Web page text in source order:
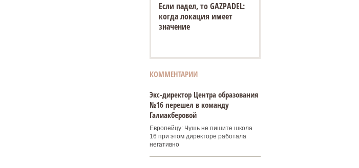
Если падел, то GAZPADEL:
когда локация имеет
значение
КОММЕНТАРИИ
Экс-директор Центра образования
№16 перешел в команду
Галиакберовой
Европейцу: Чушь не пишите школа
16 при этом директоре работала
негативно